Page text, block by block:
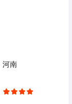
河南